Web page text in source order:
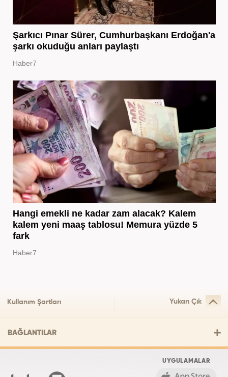
Şarkıcı Pınar Sürer, Cumhurbaşkanı Erdoğan'a
şarkı okuduğu anları paylaştı
Haber7
Hangi emekli ne kadar zam alacak? Kalem
kalem yeni maaş tablosu! Memura yüzde 5
fark
Haber7
Kullanım Şartları Yukarı Çık
BAĞLANTILAR
UYGULAMALAR